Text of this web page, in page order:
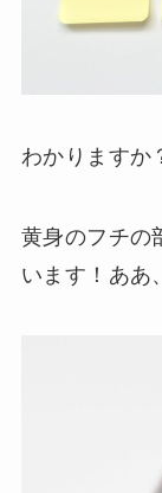
わかりますか
黄身のフチの
います！ああ